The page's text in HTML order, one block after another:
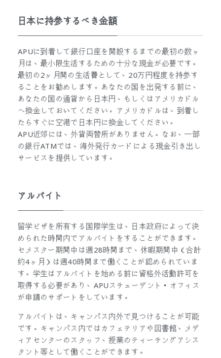
日本に持参するべき金額
APUに到着して銀行口座を開設するまでの最初の数ヶ
月は、最小限生活するための十分な現金が必要です。
最初の2ヶ月間の生活費として、20万円程度を持参す
ることをお勧めします。あなたの国を出発する前に、
あなたの国の通貨から日本円、もしくはアメリカドル
へ換金しておいてください。アメリカドルは、到着し
たらすぐに空港で日本円に換金してください。
APU近郊には、外貨両替所がありません。なお、一部
の銀行ATMでは、海外発行カードによる現金引き出し
サービスを提供しています。
アルバイト
留学ビザを所有する国際学生は、日本政府によって決
められた時間内でアルバイトをすることができます。
セメスター期間中は週28時間まで、休暇期間中（合計
約4ヶ月）は週40時間まで働くことが認められていま
す。学生はアルバイトを始める前に資格外活動許可を
取得する必要があり、APUスチューデント・オフィス
が申請のサポートをしています。
アルバイトは、キャンパス内外で見つけることが可能
です。キャンパス内ではカフェテリアや図書館、メデ
ィアセンターのスタッフ、授業のティーチングアシス
タント等として働くことができます。